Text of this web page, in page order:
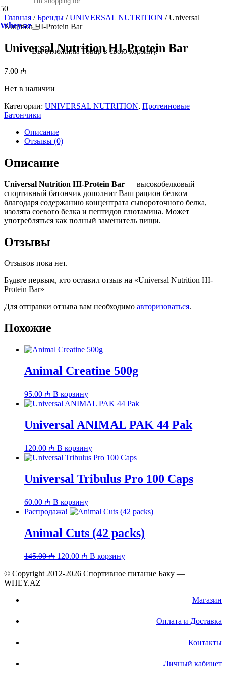
Whey.az
Вы отложилиТоварв свою корзину.
Главная /Бренды /UNIVERSAL NUTRITION / Universal
Nutrition HI-Protein Bar
Universal Nutrition HI-Protein Bar
7.00 ₼
Нет в наличии
Категории: UNIVERSAL NUTRITION, Протеиновые
Батончики
Описание
Отзывы (0)
Описание
Universal Nutrition HI-Protein Bar — высокобелковый
спортивный батончик дополнит Ваш рацион белком
благодаря содержанию концентрата сывороточного белка,
изолята соевого белка и пептидов глютамина. Может
употребляться как полный заменитель пищи.
Отзывы
Отзывов пока нет.
Будьте первым, кто оставил отзыв на «Universal Nutrition HI-
Protein Bar»
Для отправки отзыва вам необходимо авторизоваться.
Похожие
Animal Creatine 500g
95.00 ₼ В корзину
Universal ANIMAL PAK 44 Pak
120.00 ₼ В корзину
Universal Tribulus Pro 100 Caps
60.00 ₼ В корзину
Распродажа!
Animal Cuts (42 packs)
145.00₼ Первоначальная
составляла
120.00 ₼ Текущая
цена:
120.00 ₼.
В корзину
© Copyright 2012-2026 Спортивное питание Баку —
WHEY.AZ
Магазин
Оплата и Доставка
Контакты
Личный кабинет